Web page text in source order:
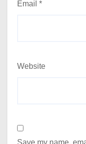
Email *
Website
Save my name,